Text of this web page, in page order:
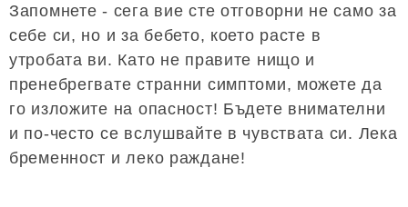
Запомнете - сега вие сте отговорни не само за
себе си, но и за бебето, което расте в
утробата ви. Като не правите нищо и
пренебрегвате странни симптоми, можете да
го изложите на опасност! Бъдете внимателни
и по-често се вслушвайте в чувствата си. Лека
бременност и леко раждане!